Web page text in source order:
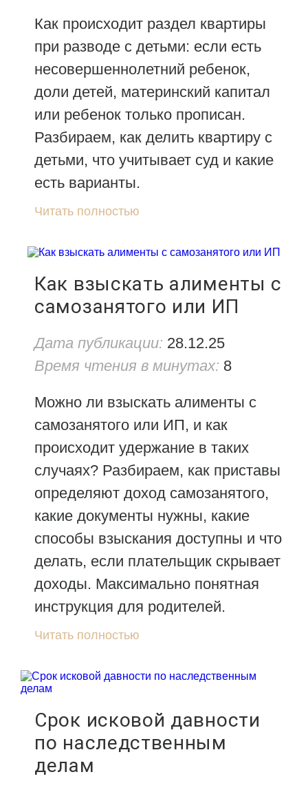
Как происходит раздел квартиры
при разводе с детьми: если есть
несовершеннолетний ребенок,
доли детей, материнский капитал
или ребенок только прописан.
Разбираем, как делить квартиру с
детьми, что учитывает суд и какие
есть варианты.
Читать полностью
Как взыскать алименты с
самозанятого или ИП
Дата публикации: 28.12.25
Время чтения в минутах: 8
Можно ли взыскать алименты с
самозанятого или ИП, и как
происходит удержание в таких
случаях? Разбираем, как приставы
определяют доход самозанятого,
какие документы нужны, какие
способы взыскания доступны и что
делать, если плательщик скрывает
доходы. Максимально понятная
инструкция для родителей.
Читать полностью
Срок исковой давности
по наследственным
делам